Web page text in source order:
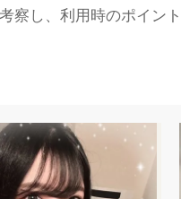
察し、利用時のポイン